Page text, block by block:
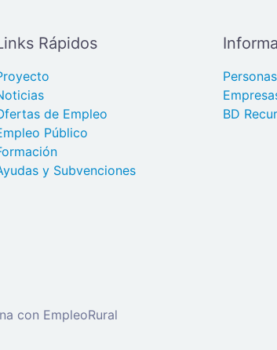
Rápidos
de Empleo
Público
y Subvenciones
BD
con EmpleoRural